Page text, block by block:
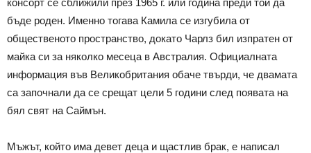
бъде роден. Именно тогава Камила се изгубила от
общественото пространство, докато Чарлз бил изпратен от
майка си за няколко месеца в Австралия. Официалната
информация във Великобритания обаче твърди, че двамата
са започнали да се срещат цели 5 години след появата на
бял свят на Саймън.
Мъжът, който има девет деца и щастлив брак, е написал